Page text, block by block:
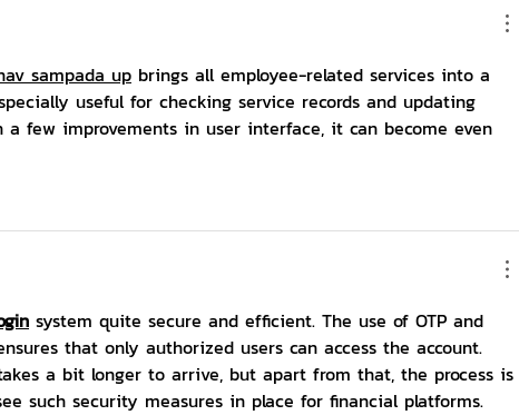
sampada up brings all employee-related services into a
useful for checking service records and updating
a few improvements in user interface, it can become even
system quite secure and efficient. The use of OTP and
that only authorized users can access the account.
a bit longer to arrive, but apart from that, the process is
such security measures in place for financial platforms.